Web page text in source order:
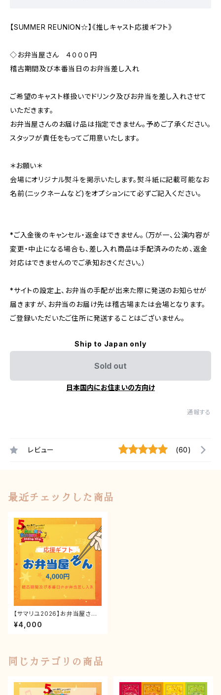
【SUMMER REUNION☆】《推しキャスト応援ギフト》
◇お弁当屋さん ４０００円
稽古期間及び本番当日のお弁当差し入れ
ご希望のキャスト様扱いでドリンク及びお弁当を差し入れさせて
いただきます。
お弁当屋さんのお届け品は指定できません。予めご了承ください。
スタッフが責任をもってご用意いたします。
＊お願い＊
会場にオリジナル熨斗を掲示いたします。熨斗紙に記載可能なお
名前(ニックネームなど)をオプションにて必ずご記入ください。
*ご入金後のキャンセル・返金はできません。（万が一、公演内容が
変更・中止になる場合も、差し入れ商品は手配済みのため、返金
対応はできませんのでご承知おきください。）
*サイトの設定上、お弁当の手配が出来た際に発送のお知らせが
届きますが、お弁当のお届け先は稽古場または会場となります。
ご登録いただいたご住所に発送することはございません。
Ship to Japan only
Sold out
日本国内にお住まいの方向け
通報する
レビュー (60)
最近チェックした商品
【サマリユ2026】お弁当屋さん
《推しキャスト応援ギフト》
¥4,000
同じカテゴリの商品